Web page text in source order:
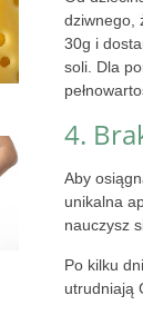
dziwnego,
30g i
soli. Dla
4.
Aby
unikalna
nauczysz
Po kilku
utrudniają